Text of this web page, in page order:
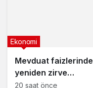
Mevduat faizlerinde
yeniden zirve
görüldü : 3 milyon
Ekonomi
20 saat önce